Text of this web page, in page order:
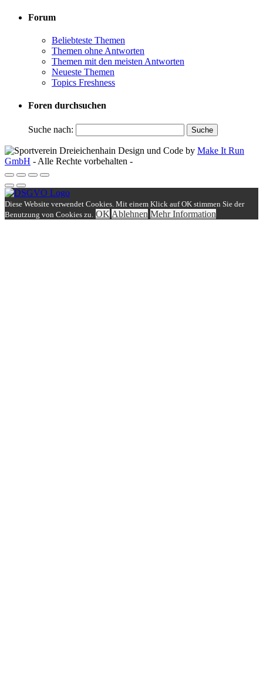
Forum
Beliebteste Themen
Themen ohne Antworten
Themen mit den meisten Antworten
Neueste Themen
Topics Freshness
Foren durchsuchen
Suche nach:
Design und Code by Make It Run
GmbH - Alle Rechte vorbehalten -
Diese Website verwendet Cookies. Mit einem Klick auf OK stimmen Sie der
Benutzung von Cookies zu. OK Ablehnen Mehr Information